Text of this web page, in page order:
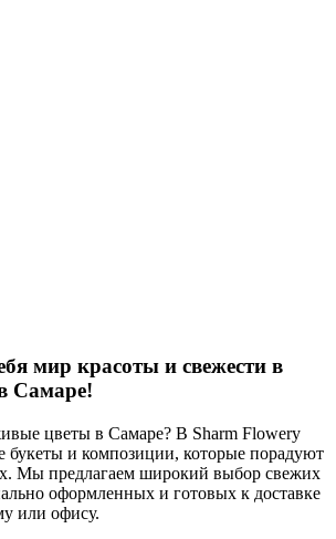
мир красоты и свежести в
Самаре!
цветы в Самаре? В Sharm Flowery
букеты и композиции, которые порадуют
Мы предлагаем широкий выбор свежих
оформленных и готовых к доставке
или офису.